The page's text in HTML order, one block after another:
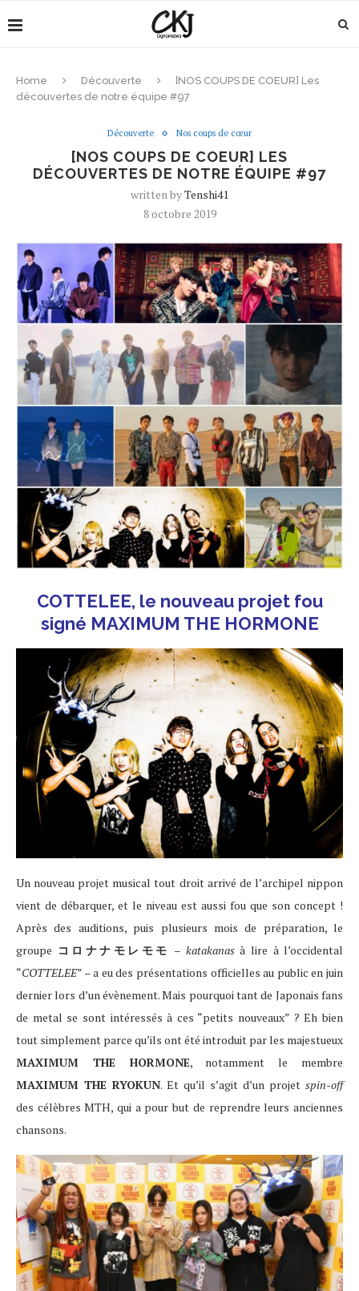
Home Découverte
[NOS COUPS DE COEUR] Les
découvertes de notre équipe #97
Découverte Nos coups de cœur
[NOS COUPS DE COEUR] LES
DÉCOUVERTES DE NOTRE ÉQUIPE #97
written byTenshi41
8 octobre 2019
COTTELEE, le nouveau projet fou
signé MAXIMUM THE HORMONE
Un nouveau projet musical tout droit arrivé de l’archipel nippon
vient de débarquer, et le niveau est aussi fou que son concept !
Après des auditions, puis plusieurs mois de préparation, le
groupe コロナナモレモモ – katakanasà lire à l’occidental
“COTTELEE” – a eu des présentations officielles au public en juin
dernier lors d’un évènement. Mais pourquoi tant de Japonais fans
de metal se sont intéressés à ces “petits nouveaux” ? Eh bien
tout simplement parce qu’ils ont été introduit par les majestueux
MAXIMUM THE HORMONE, notamment le membre
MAXIMUM THE RYOKUN. Et qu’il s’agit d’un projet spin-off
des célèbres MTH, qui a pour but de reprendre leurs anciennes
chansons.